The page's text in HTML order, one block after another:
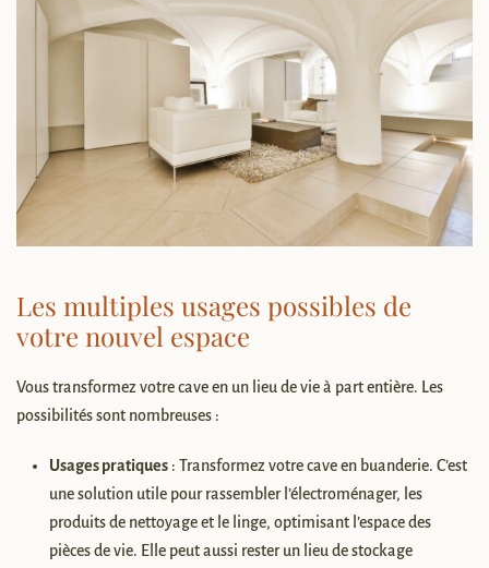
Les multiples usages possibles de
votre nouvel espace
Vous transformez votre cave en un lieu de vie à part entière. Les
possibilités sont nombreuses :
Usages pratiques : Transformez votre cave en buanderie. C’est
une solution utile pour rassembler l’électroménager, les
produits de nettoyage et le linge, optimisant l’espace des
pièces de vie. Elle peut aussi rester un lieu de stockage